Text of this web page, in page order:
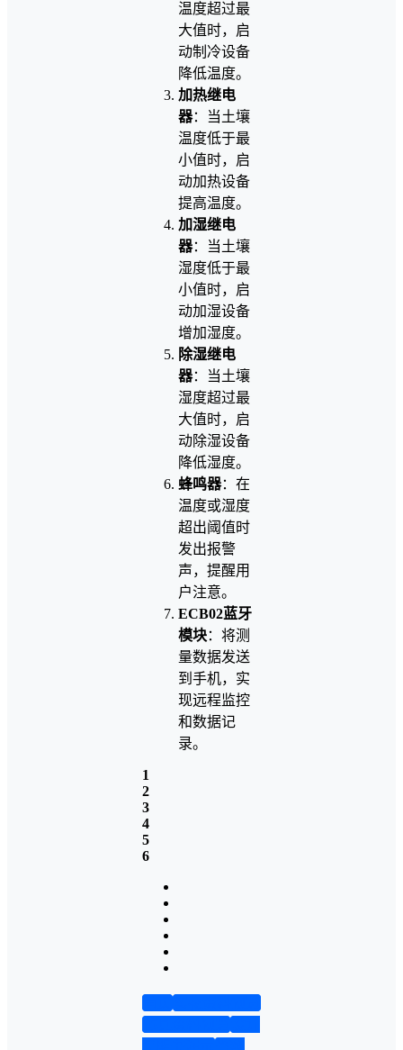
温度超过最
大值时，启
动制冷设备
降低温度。
加热继电
器：当土壤
温度低于最
小值时，启
动加热设备
提高温度。
加湿继电
器：当土壤
湿度低于最
小值时，启
动加湿设备
增加湿度。
除湿继电
器：当土壤
湿度超过最
大值时，启
动除湿设备
降低湿度。
蜂鸣器：在
温度或湿度
超出阈值时
发出报警
声，提醒用
户注意。
ECB02蓝牙
模块：将测
量数据发送
到手机，实
现远程监控
和数据记
录。
1
2
3
4
5
6